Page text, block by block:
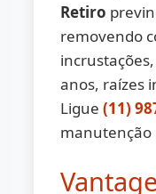
Retiro
removendo
anos, raízes
Ligue(11)